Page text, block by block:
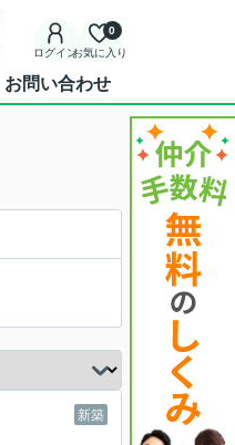
ログインお気に入り
0
お問い合わせ
新築